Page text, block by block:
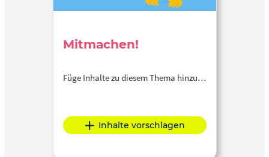
Mitmachen!
Füge Inhalte zu diesem Thema hinzu…
Inhalte vorschlagen